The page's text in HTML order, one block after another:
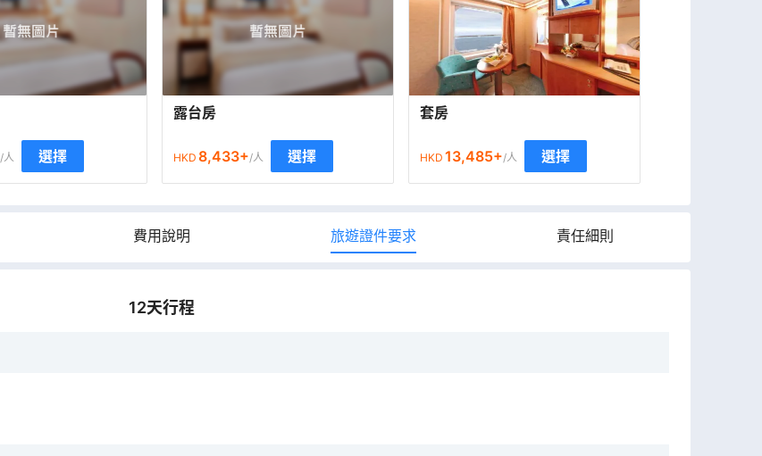
/人 選擇
露台房
HKD 8,433+/人 選擇
套房
HKD 13,485+/人 選擇
費用說明 旅遊證件要求 責任細則
12天行程